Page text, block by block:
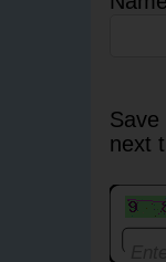
next